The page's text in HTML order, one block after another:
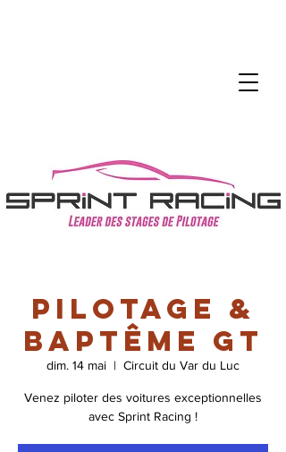
Pilotage &
Baptême GT
dim. 14 mai
  |
Circuit du Var du Luc
Venez piloter des voitures exceptionnelles
avec Sprint Racing !